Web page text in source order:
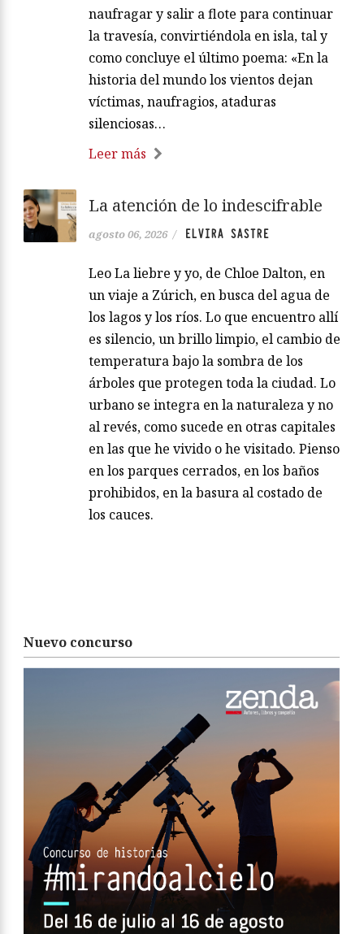
naufragar y salir a flote para continuar
la travesía, convirtiéndola en isla, tal y
como concluye el último poema: «En la
historia del mundo los vientos dejan
víctimas, naufragios, ataduras
silenciosas…
Leer más
La atención de lo indescifrable
agosto 06, 2026 / ELVIRA SASTRE
Leo La liebre y yo, de Chloe Dalton, en
un viaje a Zúrich, en busca del agua de
los lagos y los ríos. Lo que encuentro allí
es silencio, un brillo limpio, el cambio de
temperatura bajo la sombra de los
árboles que protegen toda la ciudad. Lo
urbano se integra en la naturaleza y no
al revés, como sucede en otras capitales
en las que he vivido o he visitado. Pienso
en los parques cerrados, en los baños
prohibidos, en la basura al costado de
los cauces.
Nuevo concurso